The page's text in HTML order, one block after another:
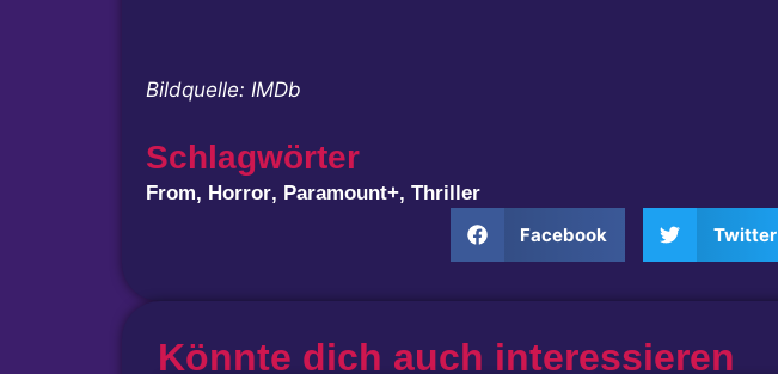
Bildquelle: IMDb
Schlagwörter
From, Horror, Paramount+, Thriller
Facebook
Twitter
Könnte dich auch interessieren